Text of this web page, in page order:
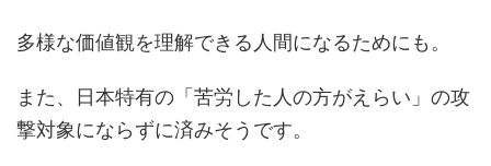
多様な価値観を理解できる人間になるためにも。
また、日本特有の「苦労した人の方がえらい」の攻
撃対象にならずに済みそうです。